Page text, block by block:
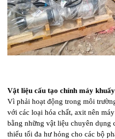
Vật liệu cấu tạo chính máy
Vì phải hoạt động trong môi
với các loại hóa chất, axit nên
bằng những vật liệu chuyên dụng
thiểu tối đa hư hỏng cho các bộ